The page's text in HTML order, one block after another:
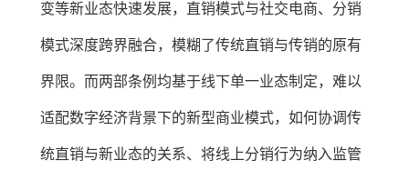
变等新业态快速发展，直销模式与社交电商、分销
模式深度跨界融合，模糊了传统直销与传销的原有
界限。而两部条例均基于线下单一业态制定，难以
适配数字经济背景下的新型商业模式，如何协调传
统直销与新业态的关系、将线上分销行为纳入监管